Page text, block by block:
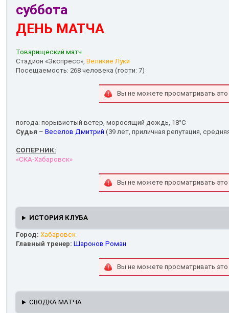
суббота
ДЕНЬ МАТЧА
Товарищеский матч
Стадион «Экспресс», Великие Луки
Посещаемость: 268 человека (гости: 7)
Вы не можете просматривать
погода: порывистый ветер, моросящий дождь, 18°С
Судья – Веселов Дмитрий (39 лет, приличная репутация,
СОПЕРНИК:
«СКА-Хабаровск»
Вы не можете просматривать
ИСТОРИЯ КЛУБА
Город: Хабаровск
Главный тренер: Шаронов Роман
Вы не можете просматривать
СВОДКА МАТЧА